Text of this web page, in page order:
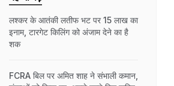
लश्कर के आतंकी लतीफ भट पर 15 लाख का
इनाम, टारगेट किलिंग को अंजाम देने का है
शक
FCRA बिल पर अमित शाह ने संभाली कमान,